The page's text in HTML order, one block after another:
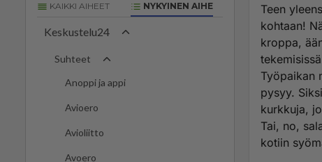
KAIKKI AIHEET NYKYINEN AIHE
Keskustelu24
Suhteet
Anoppi ja appi
Avioero
Avioliitto
Avoero
Teen
kohtaan!
kroppa,
Työpaikan
pysyy.
kurkkuja,
Tai, no,
kotiin